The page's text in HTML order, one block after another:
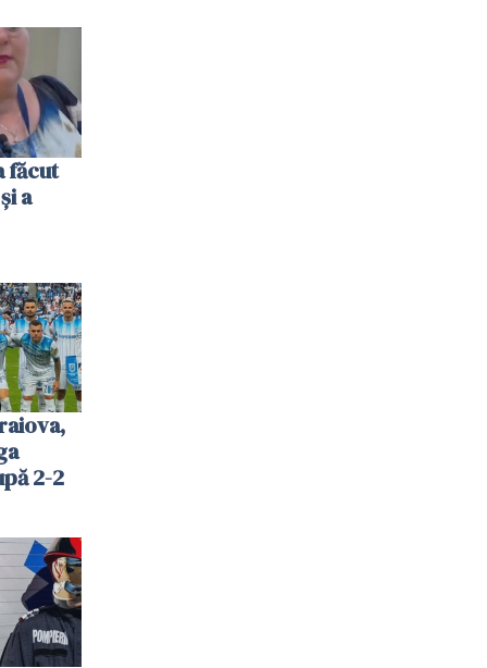
făcut
a
2-2